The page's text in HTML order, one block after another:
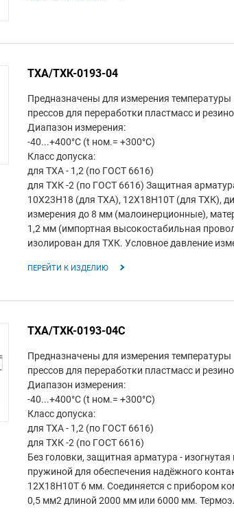
ТХА/ТХК-0193-04
Предназначены для измерения
прессов для переработки пластмасс и
Диапазон измерения:
-40...+400°C (t ном.= +300°C)
Класс допуска:
для ТХА - 1,2 (по ГОСТ 6616)
для ТХК -2 (по ГОСТ 6616) Защитная
10Х23Н18 (для ТХА), 12Х18Н10Т (для ТХК),
измерения до 8 мм (малоинерционные),
1,2 мм (импортная высокостабильная
изолирован для ТХК. Условное давление
ПЕРЕЙТИ К ИЗДЕЛИЮ
ТХА/ТХК-0193-04С
Предназначены для измерения
прессов для переработки пластмасс и
Диапазон измерения:
-40...+400°C (t ном.= +300°C)
Класс допуска:
для ТХА - 1,2 (по ГОСТ 6616)
для ТХК -2 (по ГОСТ 6616)
Без головки, защитная арматура -
пружиной для обеспечения надёжного
12Х18Н10Т 6 мм. Соединяется с прибором
0,5 мм2 длиной 2000 мм или 6000 мм.